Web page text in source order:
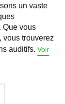
un vaste
. Que vous
vous trouverez
auditifs. Voir